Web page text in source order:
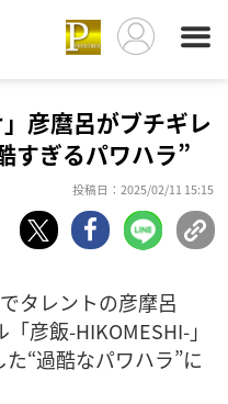
彦麿呂がブチギレ
すぎるパワハラ”
投稿日：2025/02/11 15:15
タレントの彦摩呂
彦飯-HIKOMESHI-」
“過酷なパワハラ”に